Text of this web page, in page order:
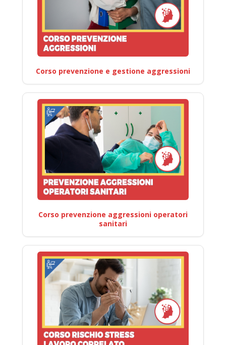
Corso prevenzione e gestione aggressioni
Corso prevenzione aggressioni operatori
sanitari